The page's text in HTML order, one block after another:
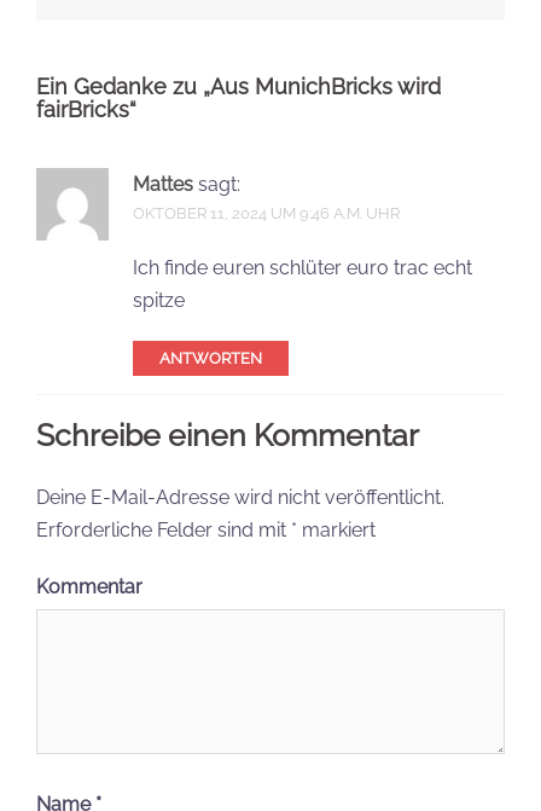
Ein Gedanke zu „Aus MunichBricks wird
fairBricks“
Mattes sagt:
OKTOBER 11, 2024 UM 9:46 A.M. UHR
Ich finde euren schlüter euro trac echt
spitze
ANTWORTEN
Schreibe einen Kommentar
Deine E-Mail-Adresse wird nicht veröffentlicht.
Erforderliche Felder sind mit * markiert
Kommentar
Name *